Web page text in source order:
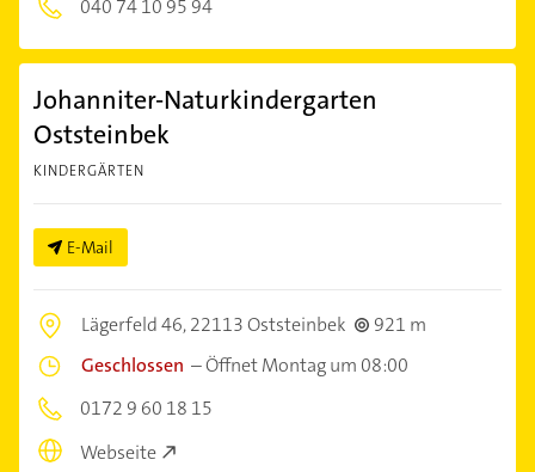
040 74 10 95 94
Johanniter-Naturkindergarten
Oststeinbek
KINDERGÄRTEN
E-Mail
Lägerfeld 46,22113 Oststeinbek
921 m
Geschlossen –Öffnet Montag um 08:00
0172 9 60 18 15
Webseite